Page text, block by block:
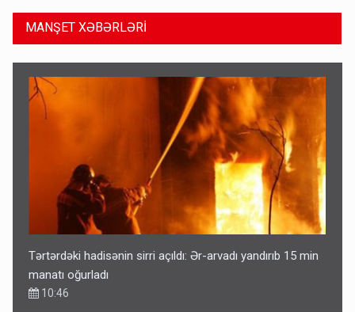
MANŞET XƏBƏRLƏRİ
Tərtərdəki hadisənin sirri açıldı: Ər-arvadı yandırıb 15 min
manatı oğurladı
10:46